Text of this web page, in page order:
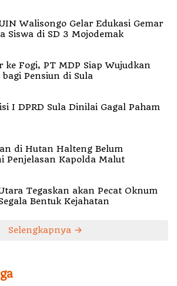
Walisongo Gelar Edukasi Gemar
Siswa di SD 3 Mojodemak
PT MDP Siap Wujudkan
Pensiun di Sula
I DPRD Sula Dinilai Gagal Paham
di Hutan Halteng Belum
Penjelasan Kapolda Malut
akan Pecat Oknum
Bentuk Kejahatan
Selengkapnya